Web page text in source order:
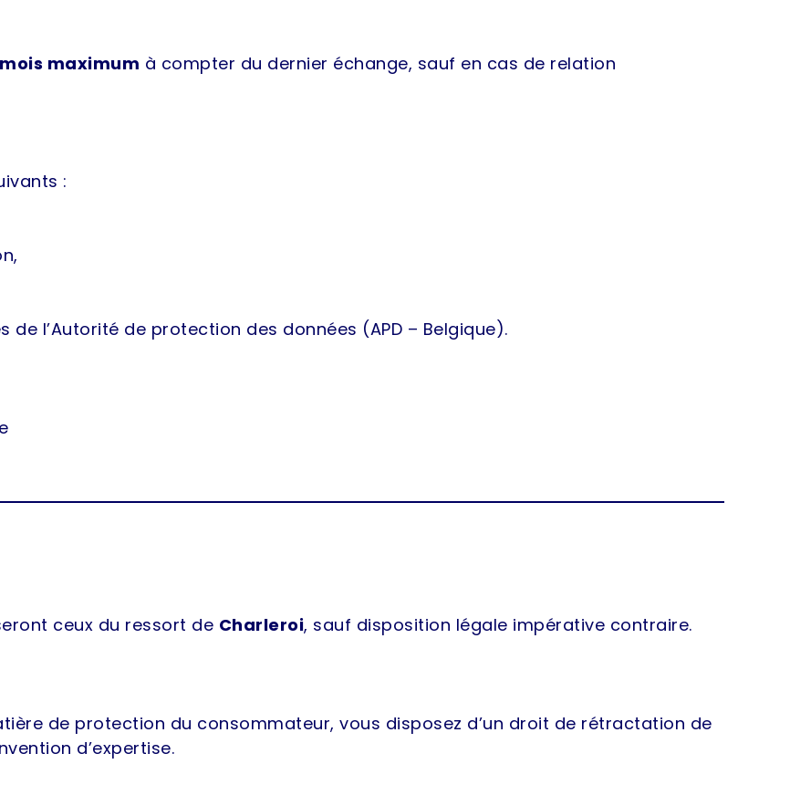
mois maximum à compter du dernier échange, sauf en cas de relation
:
l’Autorité de protection des données (APD – Belgique).
ceux du ressort de Charleroi, sauf disposition légale impérative contraire.
de protection du consommateur, vous disposez d’un droit de rétractation de
d’expertise.